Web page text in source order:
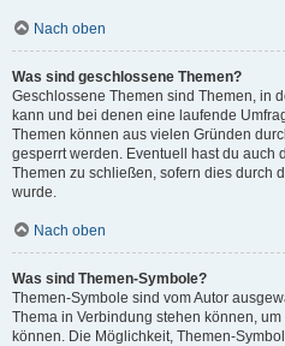
Nach oben
Was sind geschlossene Themen?
Geschlossene Themen sind Themen, in
kann und bei denen eine laufende
Themen können aus vielen Gründen
gesperrt werden. Eventuell hast du auch
Themen zu schließen, sofern dies durch
wurde.
Nach oben
Was sind Themen-Symbole?
Themen-Symbole sind vom Autor
Thema in Verbindung stehen können,
können. Die Möglichkeit, Themen-